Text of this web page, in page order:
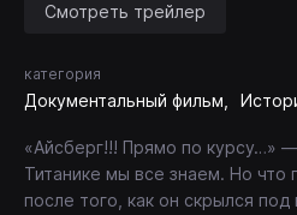
Смотреть трейлер
категория
Документальный фильм
«Айсберг!!! Прямо по курсу…»
Титанике мы все знаем. Но что
после того, как он скрылся